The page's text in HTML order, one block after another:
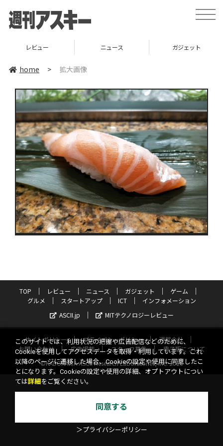
toggle
レビュー ニュース ガジェット
home > 拡大画像
TOP レビュー ニュース ガジェット
ゲーム
グルメ
スタートアップ ICT
インフォメーション
ASCII.jp
MITテクノロジーレビュー
サイトポリシー プライバシーポリシー
運営会社
お問い合わせ
広告掲載 スタッフ募集
電子版について
©KADOKAWA ASCII Research Laboratories, Inc. 2026
このサイトでは、利用状況の把握や広告配信などのために、
Cookieを使用してアクセスデータを取得・利用しています。これ
以降のページに遷移した場合、Cookieの設定や使用に同意したこ
とになります。Cookieの設定や使用の詳細、オプトアウトについ
ては詳細 をご覧ください。
同意する
＞プライバシーポリシー